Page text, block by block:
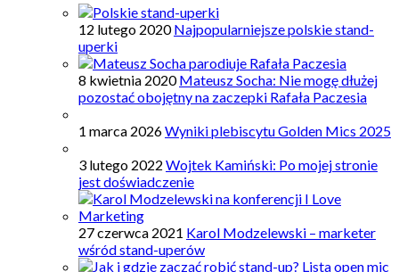
12 lutego 2020 Najpopularniejsze polskie stand-
uperki
8 kwietnia 2020 Mateusz Socha: Nie mogę dłużej
pozostać obojętny na zaczepki Rafała Paczesia
1 marca 2026Wyniki plebiscytu Golden Mics 2025
3 lutego 2022 Wojtek Kamiński: Po mojej stronie
jest doświadczenie
27 czerwca 2021 Karol Modzelewski – marketer
wśród stand-uperów